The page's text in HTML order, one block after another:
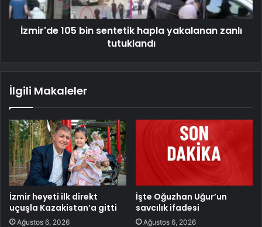
İzmir'de 105 bin sentetik hapla yakalanan zanlı
tutuklandı
İlgili Makaleler
İzmir heyeti ilk direkt
uçuşla Kazakistan’a gitti
Ağustos 6, 2026
İşte Oğuzhan Uğur’un
savcılık ifadesi
Ağustos 6, 2026